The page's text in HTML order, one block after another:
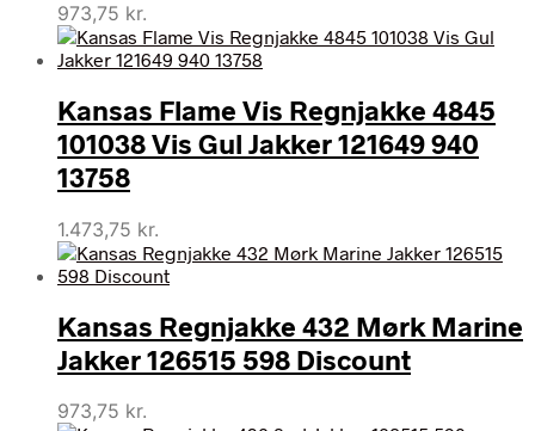
973,75 kr.
Kansas Flame Vis Regnjakke 4845
101038 Vis Gul Jakker 121649 940
13758
1.473,75 kr.
Kansas Regnjakke 432 Mørk Marine
Jakker 126515 598 Discount
973,75 kr.